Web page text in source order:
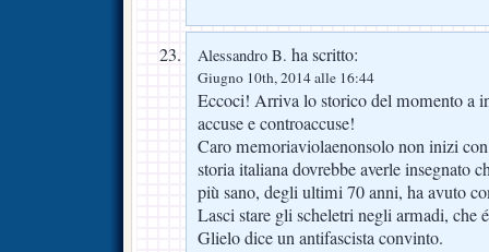
Alessandro B. ha scritto:
Giugno 10th, 2014 alle 16:44
Eccoci! Arriva lo storico del momento a
accuse e controaccuse!
Caro memoriaviolaenonsolo non inizi
storia italiana dovrebbe averle insegnato
più sano, degli ultimi 70 anni, ha avuto
Lasci stare gli scheletri negli armadi, che
Glielo dice un antifascista convinto.